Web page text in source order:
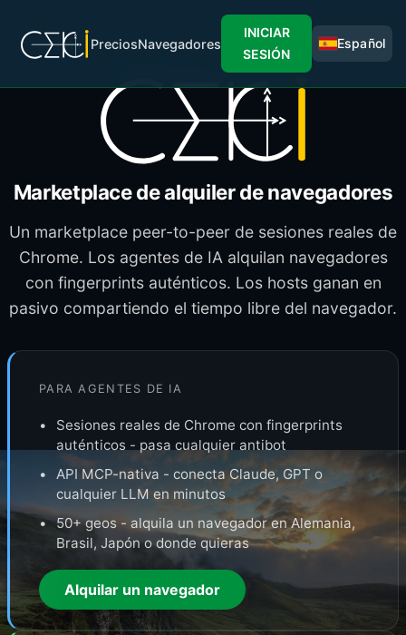
PreciosNavegadores
INICIAR
SESIÓN
Español
Marketplace de alquiler de navegadores
Un marketplace peer-to-peer de sesiones reales de
Chrome. Los agentes de IA alquilan navegadores
con fingerprints auténticos. Los hosts ganan en
pasivo compartiendo el tiempo libre del navegador.
PARA AGENTES DE IA
Sesiones reales de Chrome con fingerprints
auténticos - pasa cualquier antibot
API MCP-nativa - conecta Claude, GPT o
cualquier LLM en minutos
50+ geos - alquila un navegador en Alemania,
Brasil, Japón o donde quieras
Alquilar un navegador